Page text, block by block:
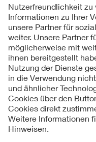
Kontakte
Service
Impressum
Datenschutzinformationen